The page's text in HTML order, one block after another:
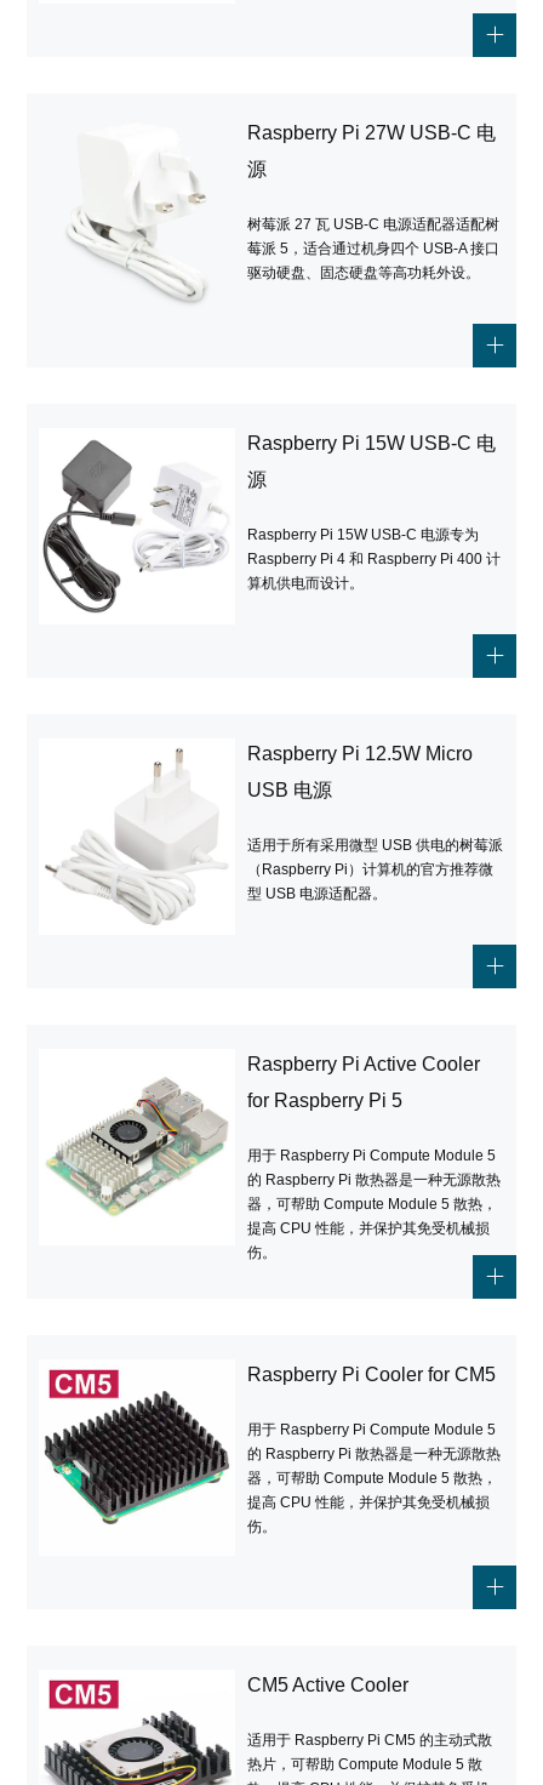
Raspberry Pi 27W USB-C 电
源
树莓派 27 瓦 USB-C 电源适配器适配树
莓派 5，适合通过机身四个 USB-A 接口
驱动硬盘、固态硬盘等高功耗外设。
Raspberry Pi 15W USB-C 电
源
Raspberry Pi 15W USB-C 电源专为
Raspberry Pi 4 和 Raspberry Pi 400 计
算机供电而设计。
Raspberry Pi 12.5W Micro
USB 电源
适用于所有采用微型 USB 供电的树莓派
（Raspberry Pi）计算机的官方推荐微
型 USB 电源适配器。
Raspberry Pi Active Cooler
for Raspberry Pi 5
用于 Raspberry Pi Compute Module 5
的 Raspberry Pi 散热器是一种无源散热
器，可帮助 Compute Module 5 散热，
提高 CPU 性能，并保护其免受机械损
伤。
Raspberry Pi Cooler for CM5
用于 Raspberry Pi Compute Module 5
的 Raspberry Pi 散热器是一种无源散热
器，可帮助 Compute Module 5 散热，
提高 CPU 性能，并保护其免受机械损
伤。
CM5 Active Cooler
适用于 Raspberry Pi CM5 的主动式散
热片，可帮助 Compute Module 5 散